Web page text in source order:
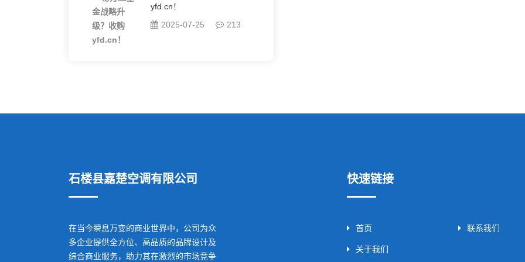
yfd.cn！
2025-07-25
213
石楼县嘉楚空调有限公司
在当今瞬息万变的商业世界中，公司为众
多企业提供全方位、高品质的品牌设计及
综合商业服务，助力其在激烈的市场竞争
快速链接
首页
关于我们
联系我们